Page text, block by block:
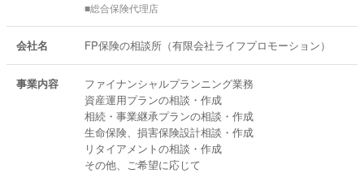
■総合保険代理店
会社名 FP保険の相談所（有限会社ライフプロモーション）
事業内容
ファイナンシャルプランニング業務
資産運用プランの相談・作成
相続・事業継承プランの相談・作成
生命保険、損害保険設計相談・作成
リタイアメントの相談・作成
その他、ご希望に応じて